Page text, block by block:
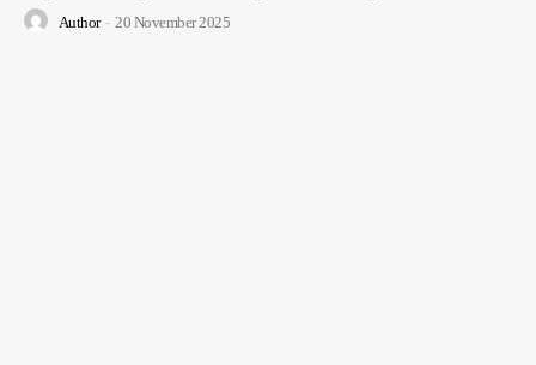
Author - 20 November 2025